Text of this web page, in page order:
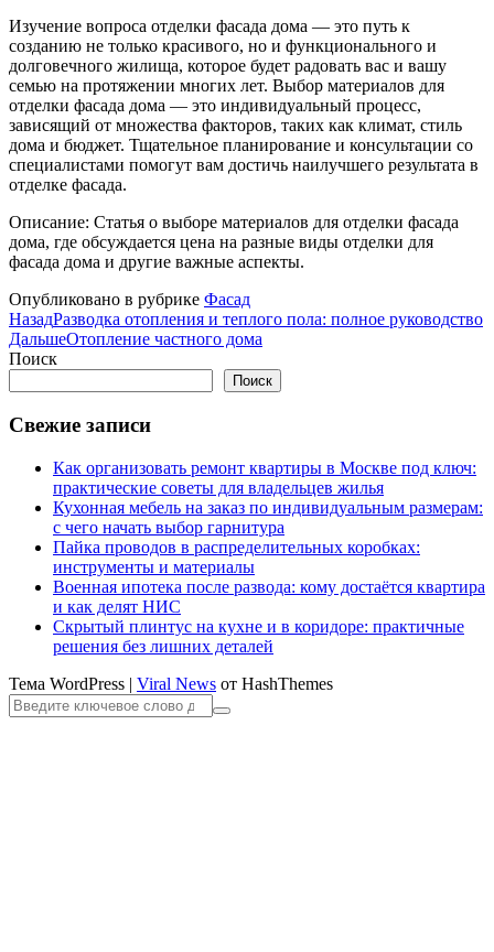
Изучение вопроса отделки фасада дома — это путь к
созданию не только красивого, но и функционального и
долговечного жилища, которое будет радовать вас и вашу
семью на протяжении многих лет. Выбор материалов для
отделки фасада дома — это индивидуальный процесс,
зависящий от множества факторов, таких как климат, стиль
дома и бюджет. Тщательное планирование и консультации со
специалистами помогут вам достичь наилучшего результата в
отделке фасада.
Описание: Статья о выборе материалов для отделки фасада
дома, где обсуждается цена на разные виды отделки для
фасада дома и другие важные аспекты.
Опубликовано в рубрике Фасад
НазадРазводка отопления и теплого пола: полное руководство
ДальшеОтопление частного дома
Поиск
Поиск
Свежие записи
Как организовать ремонт квартиры в Москве под ключ:
практические советы для владельцев жилья
Кухонная мебель на заказ по индивидуальным размерам:
с чего начать выбор гарнитура
Пайка проводов в распределительных коробках:
инструменты и материалы
Военная ипотека после развода: кому достаётся квартира
и как делят НИС
Скрытый плинтус на кухне и в коридоре: практичные
решения без лишних деталей
Тема WordPress | Viral News от HashThemes